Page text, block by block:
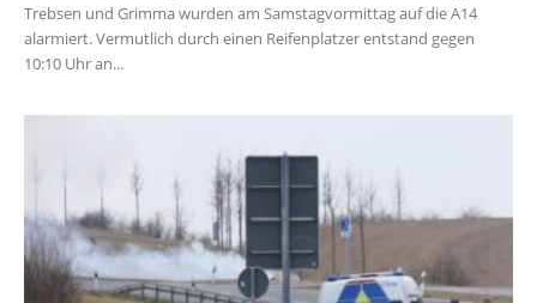
Trebsen und Grimma wurden am Samstagvormittag auf die A14
alarmiert. Vermutlich durch einen Reifenplatzer entstand gegen
10:10 Uhr an...